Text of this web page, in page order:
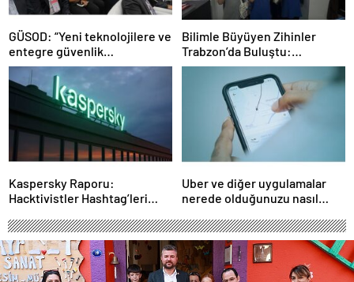
GÜSOD: “Yeni teknolojilere ve
entegre güvenlik
sistemlerine önem artacak”-
Haber Şafak
Bilimle Büyüyen Zihinler
Trabzon’da Buluştu:
STEAMFEST’te Bilim Rüzgârı
Esti!- Haber Şafak
Kaspersky Raporu:
Hacktivistler Hashtag’leri
Kullanıyor, 2025’te
Saldırılarda DDoS Öne
Çıkıyor- Haber Şafak
Uber ve diğer uygulamalar
nerede olduğunuzu nasıl